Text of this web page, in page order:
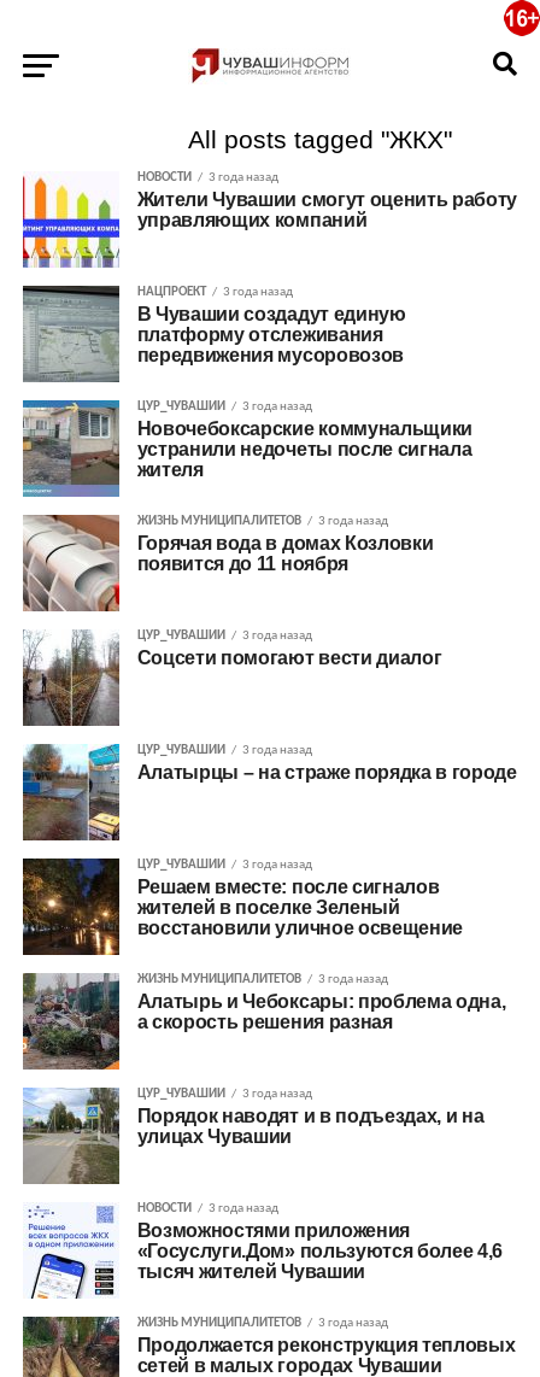
All posts tagged "ЖКХ"
НОВОСТИ 3 года назад
Жители Чувашии смогут оценить работу
управляющих компаний
НАЦПРОЕКТ 3 года назад
В Чувашии создадут единую
платформу отслеживания
передвижения мусоровозов
ЦУР_ЧУВАШИИ 3 года назад
Новочебоксарские коммунальщики
устранили недочеты после сигнала
жителя
ЖИЗНЬ МУНИЦИПАЛИТЕТОВ 3 года назад
Горячая вода в домах Козловки
появится до 11 ноября
ЦУР_ЧУВАШИИ 3 года назад
Соцсети помогают вести диалог
ЦУР_ЧУВАШИИ 3 года назад
Алатырцы – на страже порядка в городе
ЦУР_ЧУВАШИИ 3 года назад
Решаем вместе: после сигналов
жителей в поселке Зеленый
восстановили уличное освещение
ЖИЗНЬ МУНИЦИПАЛИТЕТОВ 3 года назад
Алатырь и Чебоксары: проблема одна,
а скорость решения разная
ЦУР_ЧУВАШИИ 3 года назад
Порядок наводят и в подъездах, и на
улицах Чувашии
НОВОСТИ 3 года назад
Возможностями приложения
«Госуслуги.Дом» пользуются более 4,6
тысяч жителей Чувашии
ЖИЗНЬ МУНИЦИПАЛИТЕТОВ 3 года назад
Продолжается реконструкция тепловых
сетей в малых городах Чувашии